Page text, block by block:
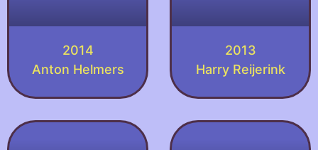
2014
Anton Helmers
2013
Harry Reijerink